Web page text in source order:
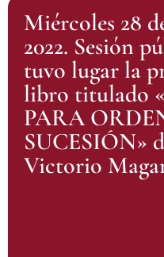
Miércoles 28
2022. Sesión
tuvo lugar la
libro titulado
PARA
SUCESIÓN»
Victorio